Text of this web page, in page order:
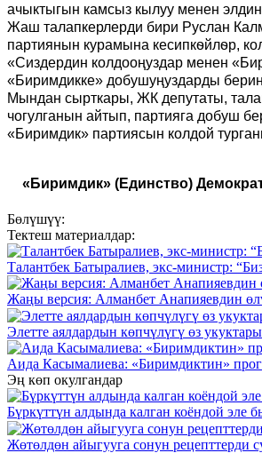
ачыктыгын камсыз кылуу менен
Жаш талапкерлерди бири Руслан
партиянын курамына кесипкѳйлѳр,
«Сиздердин колдооңуздар менен
«Биримдикке» добушуңуздарды
Мындан сырткары, ЖК депутаты,
чогулганын айтып, партияга добуш
«Биримдик» партиясын колдой
«Биримдик» (Единство)
Бөлүшүү:
Тектеш материалдар:
Талантбек Батыралиев, экс-министр:
Жаңы версия: Алманбет Анапияевдин
Элетте аялдардын көпчүлүгү өз
Аида Касымалиева: «Биримдиктин»
Эң көп окулгандар
Бүркүттүн алдында калган коёндой
Жөтөлдөн айыгууга сонун рецепттерди